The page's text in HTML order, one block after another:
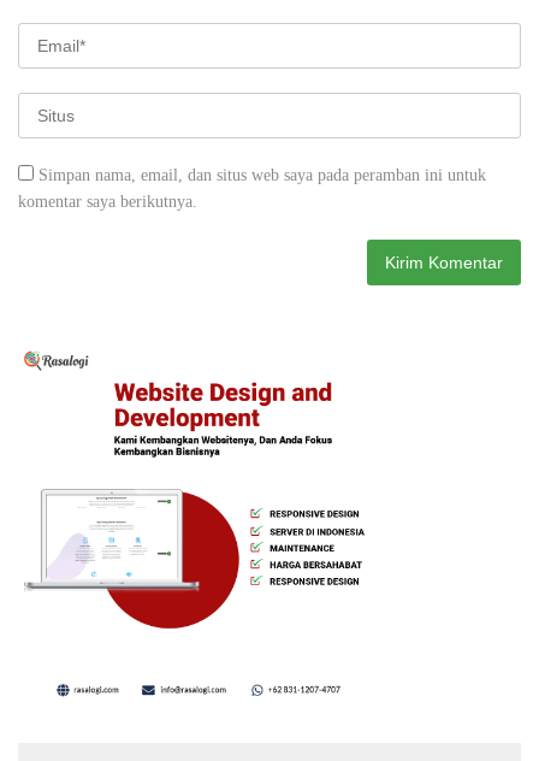
Simpan nama, email, dan situs web saya pada peramban ini untuk
komentar saya berikutnya.